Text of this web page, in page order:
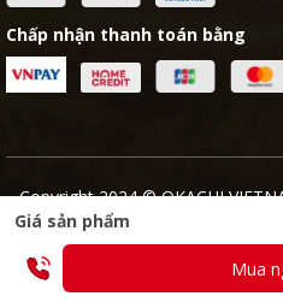
Giá sản phẩm
Mua
Chấp nhận thanh toán bằng
Copyright 2024 © OKACHI